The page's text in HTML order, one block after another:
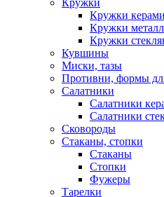
Кружки
Кружки
Кружки
Кружки
Кувшины
Миски, тазы
Противни, формы
Салатники
Салатники
Салатники
Сковороды
Стаканы, стопки
Стаканы
Стопки
Фужеры
Тарелки